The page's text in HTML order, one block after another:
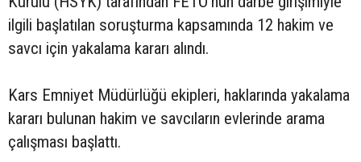
ilgili başlatılan soruşturma kapsamında 12 hakim ve
savcı için yakalama kararı alındı.
Kars Emniyet Müdürlüğü ekipleri, haklarında yakalama
kararı bulunan hakim ve savcıların evlerinde arama
çalışması başlattı.